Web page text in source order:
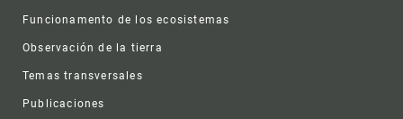
Funcionamento de los ecosistemas
Observación de la tierra
Temas transversales
Publicaciones